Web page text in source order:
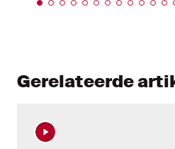
Gerelateerde